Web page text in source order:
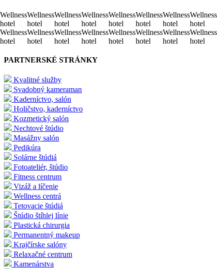
Wellness
hotel
Wellness
hotel
Wellness
hotel
Wellness
hotel
Wellness
hotel
Wellness
hotel
Wellness
hotel
Wellness
hotel
Wellness
hotel
Wellness
hotel
Wellness
hotel
Wellness
hotel
Wellness
hotel
Wellness
hotel
Wellness
hotel
Wellness
hotel
PARTNERSKÉ STRÁNKY
Kvalitné služby
Svadobný kameraman
Kaderníctvo, salón
Holičstvo, kaderníctvo
Kozmetický salón
Nechtové štúdio
Masážny salón
Pedikúra
Solárne štúdiá
Fotoateliér, štúdio
Fitness centrum
Vizáž a líčenie
Wellness centrá
Tetovacie štúdiá
Štúdio štíhlej línie
Plastická chirurgia
Permanentný makeup
Krajčírske salóny
Relaxačné centrum
Kamenárstva